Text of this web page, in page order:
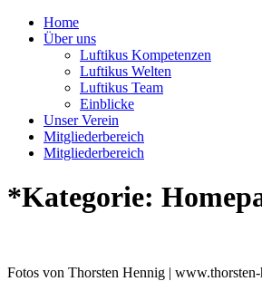
Home
Über uns
Luftikus Kompetenzen
Luftikus Welten
Luftikus Team
Einblicke
Unser Verein
Mitgliederbereich
Mitgliederbereich
*Kategorie:
Fotos von Thorsten Hennig |